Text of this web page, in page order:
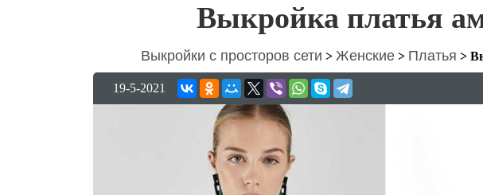
Выкройка платья
Выкройки с просторов сети > Женские > Платья >
19-5-2021